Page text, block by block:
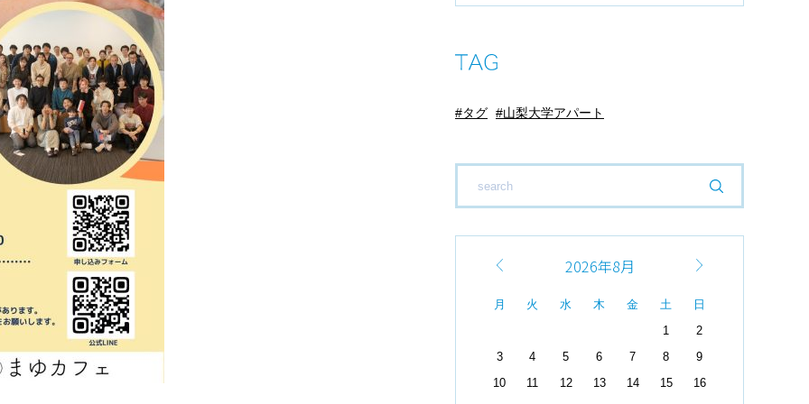
タグ 山梨大学アパート
2026年8月
月 火 水 木 金 土
日
1
2
3
4 5 6 7 8
9
10
11 12 13 14 15
16